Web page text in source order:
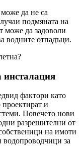
да не са
подмяната на
може да задоволи
водните отпадъци.
инсталация
фактори като
проектират и
Повечето нови
разрешителни от
на имоти
водопроводчици за